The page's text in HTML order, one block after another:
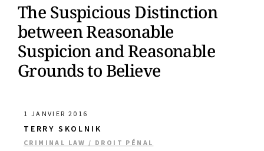
The Suspicious Distinction
between Reasonable
Suspicion and Reasonable
Grounds to Believe
1 JANVIER 2016
TERRY SKOLNIK
CRIMINAL LAW / DROIT PÉNAL